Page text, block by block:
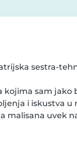
sestra-
kojima sam jako
i iskustva u
malisana uvek